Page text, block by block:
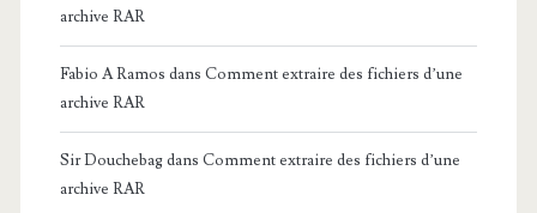
archive RAR
Fabio A Ramos dans Comment extraire des fichiers d’une
archive RAR
Sir Douchebagdans Comment extraire des fichiers d’une
archive RAR